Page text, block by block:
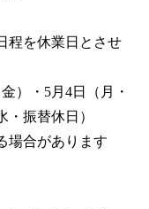
程を休業日とさせ
）・5月4日（月・
振替休日）
場合があります